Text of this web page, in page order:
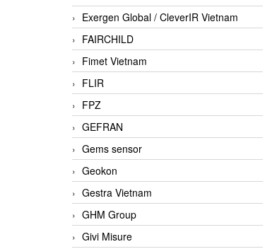
Exergen Global / CleverIR Vietnam
FAIRCHILD
Fimet Vietnam
FLIR
FPZ
GEFRAN
Gems sensor
Geokon
Gestra Vietnam
GHM Group
Givi Misure